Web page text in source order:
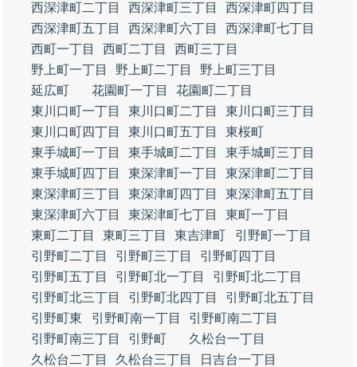
西深津町二丁目
西深津町三丁目
西深津町四丁目
西深津町五丁目
西深津町六丁目
西深津町七丁目
西町一丁目
西町二丁目
西町三丁目
野上町一丁目
野上町二丁目
野上町三丁目
延広町
花園町一丁目
花園町二丁目
東川口町一丁目
東川口町二丁目
東川口町三丁目
東川口町四丁目
東川口町五丁目
東桜町
東手城町一丁目
東手城町二丁目
東手城町三丁目
東手城町四丁目
東深津町一丁目
東深津町二丁目
東深津町三丁目
東深津町四丁目
東深津町五丁目
東深津町六丁目
東深津町七丁目
東町一丁目
東町二丁目
東町三丁目 東吉津町
引野町一丁目
引野町二丁目
引野町三丁目
引野町四丁目
引野町五丁目
引野町北一丁目
引野町北二丁目
引野町北三丁目
引野町北四丁目
引野町北五丁目
引野町東
引野町南一丁目
引野町南二丁目
引野町南三丁目
引野町
久松台一丁目
久松台二丁目
久松台三丁目
日吉台一丁目